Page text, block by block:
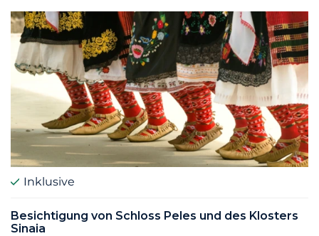
Inklusive
Besichtigung von Schloss Peles und des Klosters
Sinaia